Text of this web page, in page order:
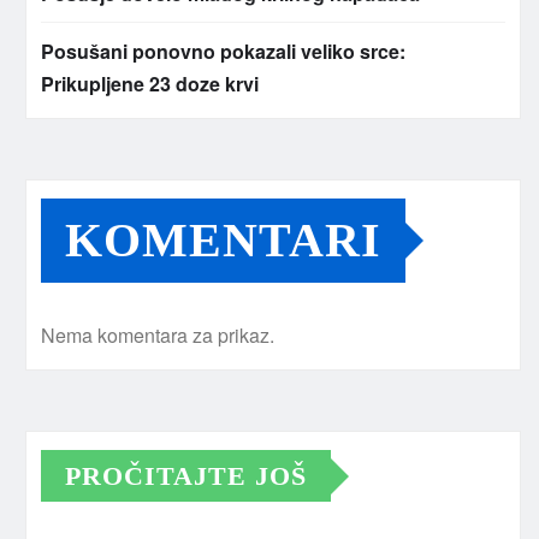
Posušani ponovno pokazali veliko srce:
Prikupljene 23 doze krvi
KOMENTARI
Nema komentara za prikaz.
PROČITAJTE JOŠ